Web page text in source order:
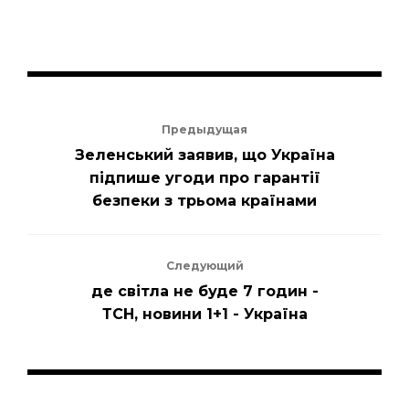
Предыдущая
Зеленський заявив, що Україна
підпише угоди про гарантії
безпеки з трьома країнами
Следующий
де світла не буде 7 годин -
ТСН, новини 1+1 - Україна